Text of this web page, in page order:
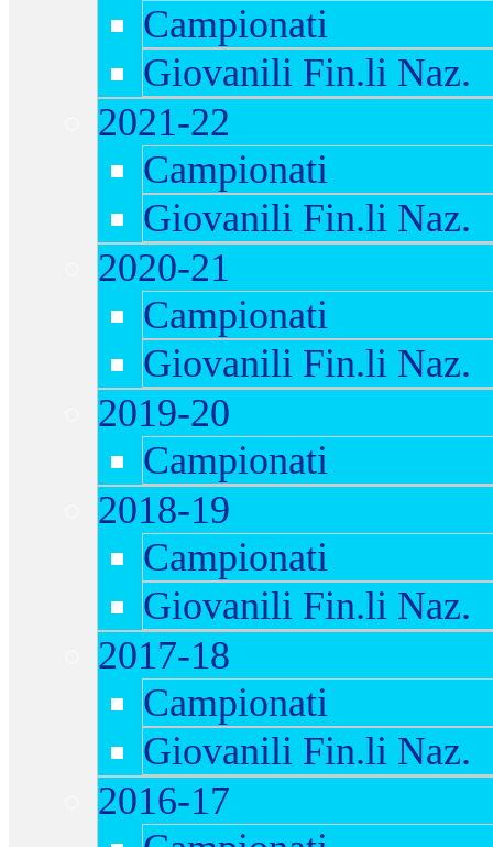
Campionati
Giovanili Fin.li Naz.
2021-22
Campionati
Giovanili Fin.li Naz.
2020-21
Campionati
Giovanili Fin.li Naz.
2019-20
Campionati
2018-19
Campionati
Giovanili Fin.li Naz.
2017-18
Campionati
Giovanili Fin.li Naz.
2016-17